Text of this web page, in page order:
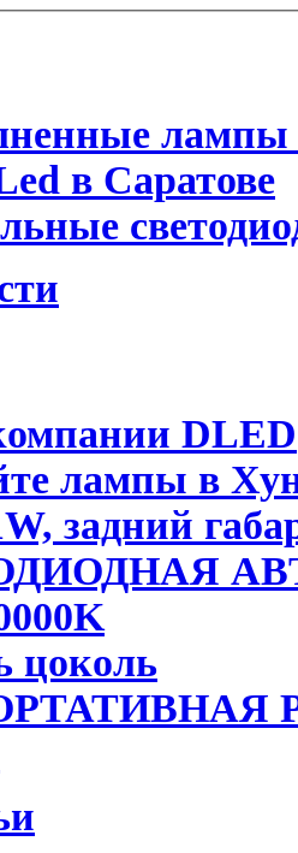
лампы
в Саратове
DLED
лампы в
задний
цоколь